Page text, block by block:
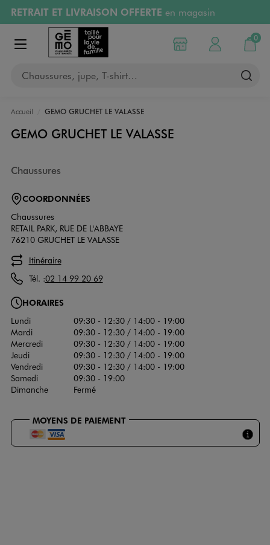
Aller au contenu principal
Aller à la navigation
RETRAIT ET LIVRAISON OFFERTE en magasin
Retours OFFERTSpendant 30 jours
PAYEZ EN 3x SANS FRAIS
RÉSERVATION GRATUITE
Afficher le menu
Chaussures, jupe, T-shirt…
Choisir mon magasin
Mon compte
0
Mon
Accueil GEMO GRUCHET LE VALASSE
GEMO GRUCHET LE VALASSE
Chaussures
COORDONNÉES
Chaussures
RETAIL PARK, RUE DE L'ABBAYE
76210 GRUCHET LE VALASSE
Itinéraire
Tél. :02 14 99 20 69
HORAIRES
Lundi
09:30 - 12:30 / 14:00 - 19:00
Mardi
09:30 - 12:30 / 14:00 - 19:00
Mercredi
09:30 - 12:30 / 14:00 - 19:00
Jeudi
09:30 - 12:30 / 14:00 - 19:00
Vendredi
09:30 - 12:30 / 14:00 - 19:00
Samedi
09:30 - 19:00
Dimanche
Fermé
MOYENS DE PAIEMENT